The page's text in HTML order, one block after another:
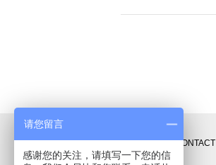
联系方式CONTACT
请您留言
感谢您的关注，请填写一下您的信